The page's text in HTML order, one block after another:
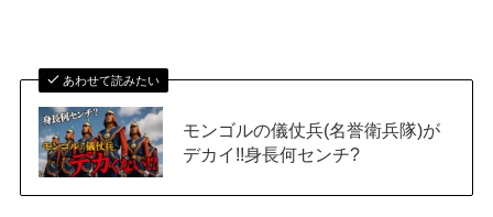
あわせて読みたい
モンゴルの儀仗兵(名誉衛兵隊)が
デカイ!!身長何センチ?